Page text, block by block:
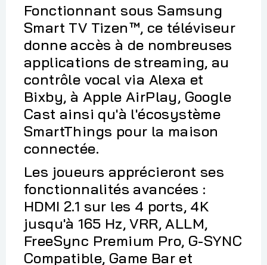
Fonctionnant sous Samsung
Smart TV Tizen™, ce téléviseur
donne accès à de nombreuses
applications de streaming, au
contrôle vocal via Alexa et
Bixby, à Apple AirPlay, Google
Cast ainsi qu'à l'écosystème
SmartThings pour la maison
connectée.
Les joueurs apprécieront ses
fonctionnalités avancées :
HDMI 2.1 sur les 4 ports, 4K
jusqu'à 165 Hz, VRR, ALLM,
FreeSync Premium Pro, G-SYNC
Compatible, Game Bar et